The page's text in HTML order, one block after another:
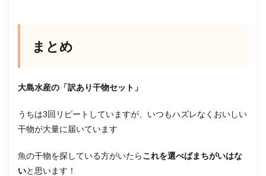
まとめ
大島水産の「訳あり干物セット」
うちは3回リピートしていますが、いつもハズレなくおいしい
干物が大量に届いています
魚の干物を探している方がいたらこれを選べばまちがいはな
いと思います！